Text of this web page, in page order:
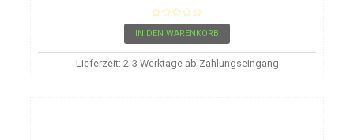
IN DEN WARENKORB
Lieferzeit: 2-3 Werktage ab Zahlungseingang